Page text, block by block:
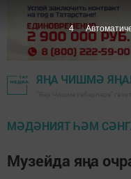
ЯҢА ЧИШМӘ
МӘДӘНИЯТ ҺӘМ
Музейда яңа
3